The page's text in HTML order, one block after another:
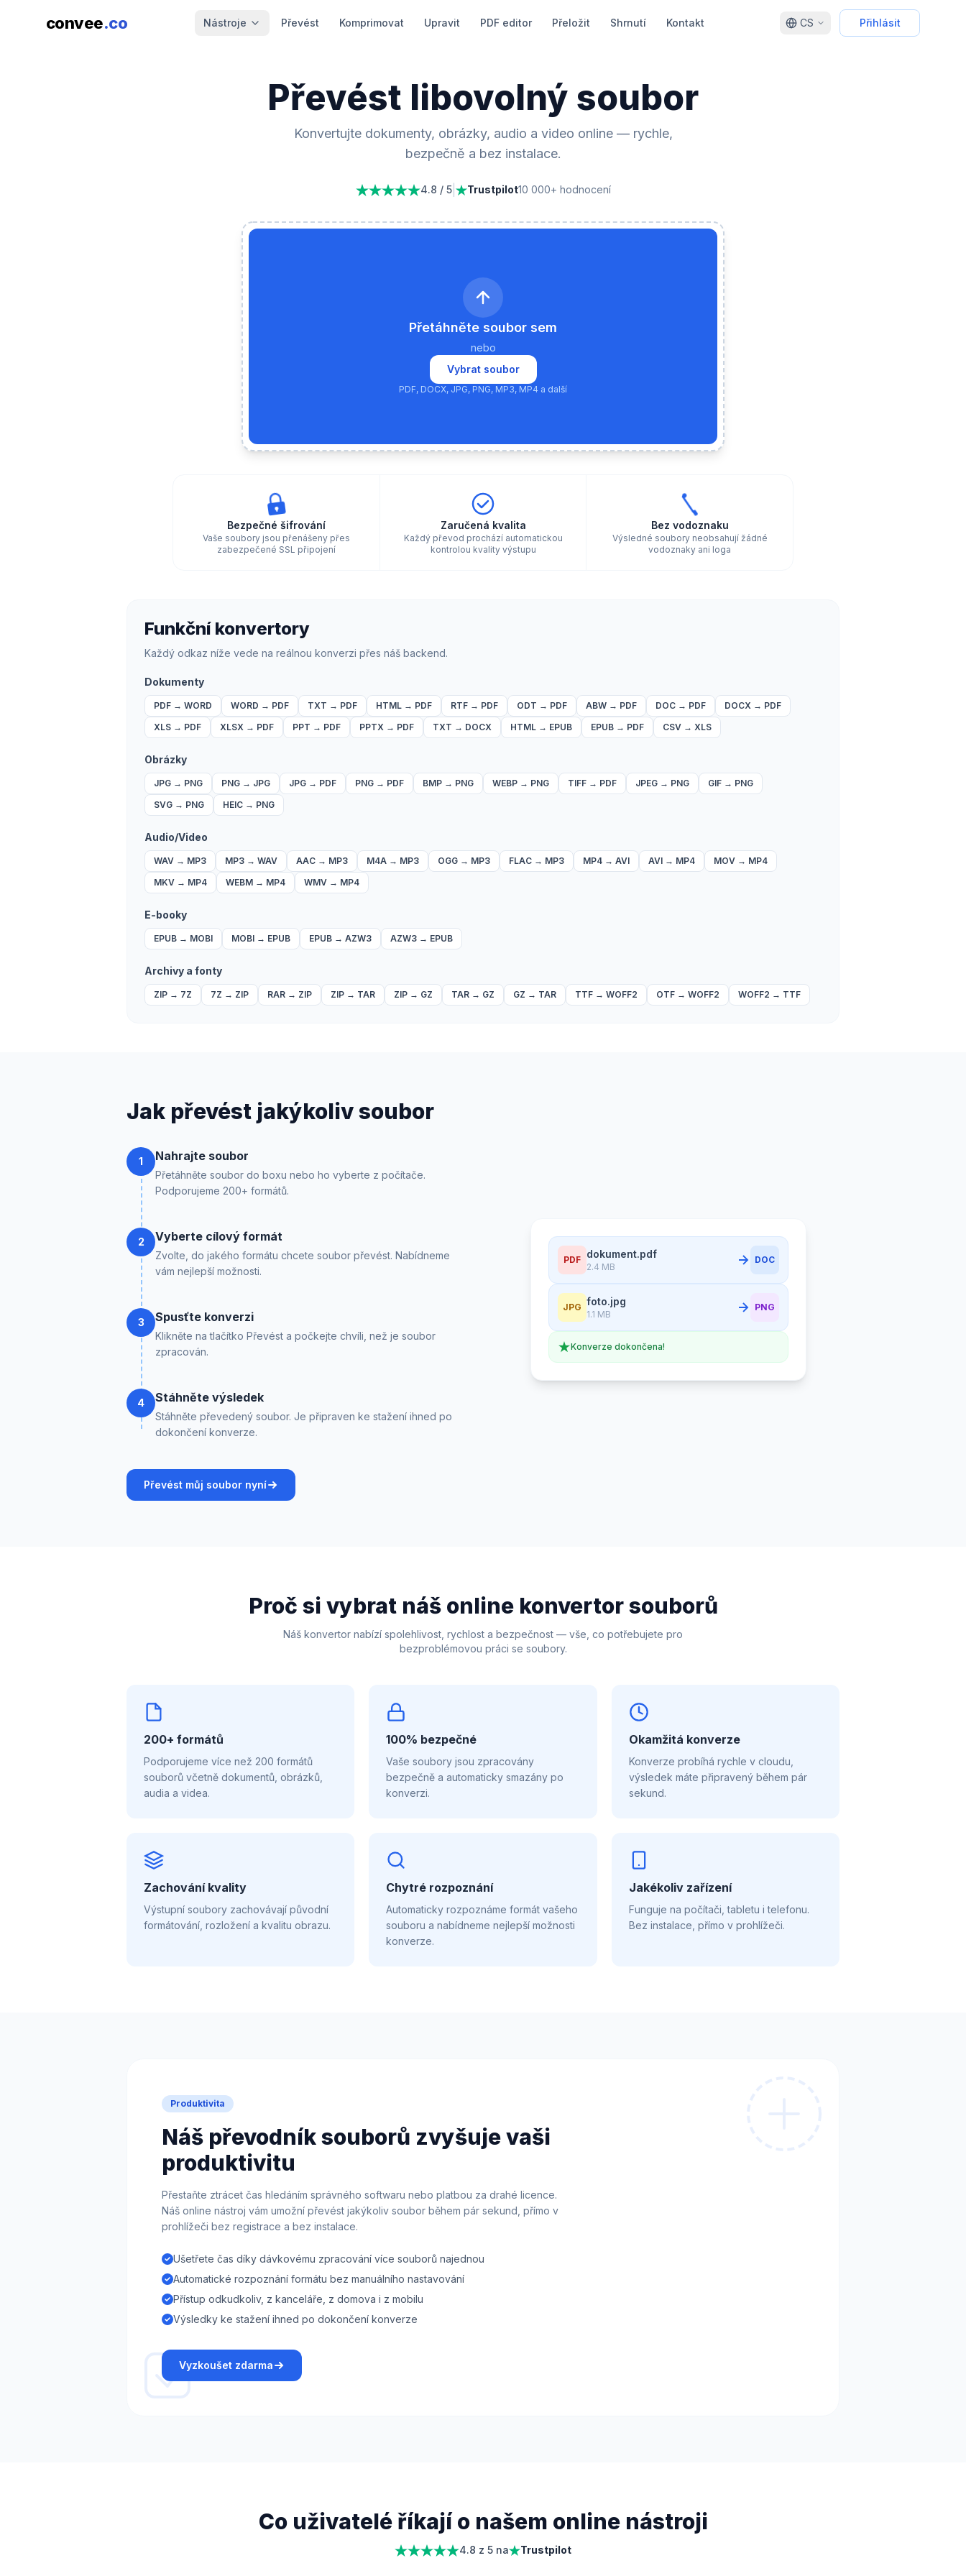
convee.co Nástroje Převést Komprimovat Upravit PDF editor Přeložit Shrnutí Kontakt CS Přihlásit
Převést libovolný soubor
Konvertujte dokumenty, obrázky, audio a video online — rychle,
bezpečně a bez instalace.
4.8 / 5| Trustpilot10 000+ hodnocení
Přetáhněte soubor sem
nebo
Vybrat soubor
PDF, DOCX, JPG, PNG, MP3, MP4 a další
Bezpečné šifrování
Vaše soubory jsou přenášeny přes
zabezpečené SSL připojení
Zaručená kvalita
Každý převod prochází automatickou
kontrolou kvality výstupu
Bez vodoznaku
Výsledné soubory neobsahují žádné
vodoznaky ani loga
Funkční konvertory
Každý odkaz níže vede na reálnou konverzi přes náš backend.
Dokumenty
PDF → WORD WORD → PDF TXT → PDF HTML → PDF RTF → PDF ODT → PDF ABW → PDF DOC → PDF DOCX → PDF
XLS → PDF XLSX → PDF PPT → PDF PPTX → PDF TXT → DOCX HTML → EPUB EPUB → PDF CSV → XLS
Obrázky
JPG → PNG PNG → JPG JPG → PDF PNG → PDF BMP → PNG WEBP → PNG TIFF → PDF JPEG → PNG GIF → PNG
SVG → PNG HEIC → PNG
Audio/Video
WAV → MP3 MP3 → WAV AAC → MP3 M4A → MP3 OGG → MP3 FLAC → MP3 MP4 → AVI AVI → MP4 MOV → MP4
MKV → MP4 WEBM → MP4 WMV → MP4
E-booky
EPUB → MOBI MOBI → EPUB EPUB → AZW3 AZW3 → EPUB
Archivy a fonty
ZIP → 7Z 7Z → ZIP RAR → ZIP ZIP → TAR ZIP → GZ TAR → GZ GZ → TAR TTF → WOFF2 OTF → WOFF2 WOFF2 → TTF
Jak převést jakýkoliv soubor
1 Nahrajte soubor
Přetáhněte soubor do boxu nebo ho vyberte z počítače.
Podporujeme 200+ formátů.
2 Vyberte cílový formát
Zvolte, do jakého formátu chcete soubor převést. Nabídneme
vám nejlepší možnosti.
3 Spusťte konverzi
Klikněte na tlačítko Převést a počkejte chvíli, než je soubor
zpracován.
4 Stáhněte výsledek
Stáhněte převedený soubor. Je připraven ke stažení ihned po
dokončení konverze.
Převést můj soubor nyní
PDF dokument.pdf
2.4 MB
DOC
JPG foto.jpg
1.1 MB
PNG
Konverze dokončena!
Proč si vybrat náš online konvertor souborů
Náš konvertor nabízí spolehlivost, rychlost a bezpečnost — vše, co potřebujete pro
bezproblémovou práci se soubory.
200+ formátů
Podporujeme více než 200 formátů
souborů včetně dokumentů, obrázků,
audia a videa.
100% bezpečné
Vaše soubory jsou zpracovány
bezpečně a automaticky smazány po
konverzi.
Okamžitá konverze
Konverze probíhá rychle v cloudu,
výsledek máte připravený během pár
sekund.
Zachování kvality
Výstupní soubory zachovávají původní
formátování, rozložení a kvalitu obrazu.
Chytré rozpoznání
Automaticky rozpoznáme formát vašeho
souboru a nabídneme nejlepší možnosti
konverze.
Jakékoliv zařízení
Funguje na počítači, tabletu i telefonu.
Bez instalace, přímo v prohlížeči.
Produktivita
Náš převodník souborů zvyšuje vaši
produktivitu
Přestaňte ztrácet čas hledáním správného softwaru nebo platbou za drahé licence.
Náš online nástroj vám umožní převést jakýkoliv soubor během pár sekund, přímo v
prohlížeči bez registrace a bez instalace.
Ušetřete čas díky dávkovému zpracování více souborů najednou
Automatické rozpoznání formátu bez manuálního nastavování
Přístup odkudkoliv, z kanceláře, z domova i z mobilu
Výsledky ke stažení ihned po dokončení konverze
Vyzkoušet zdarma
Co uživatelé říkají o našem online nástroji
4.8 z 5 na Trustpilot